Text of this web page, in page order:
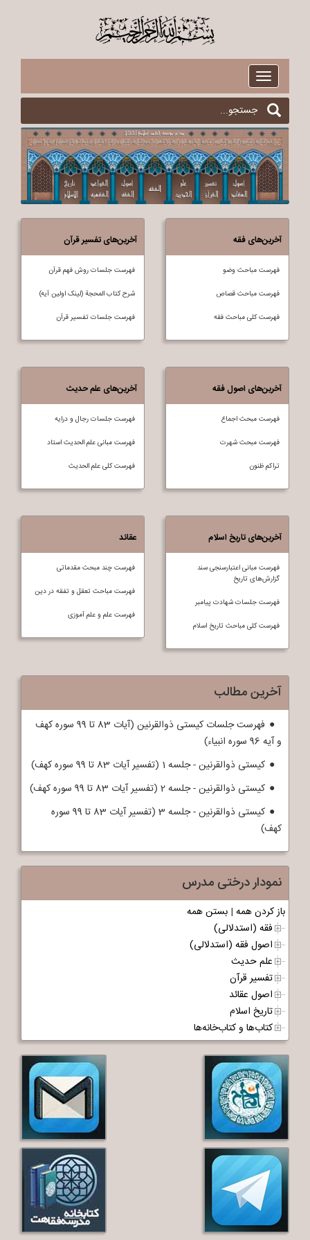
$
Toggle
navigation
آخرین‌های فقه
فهرست مباحث وضو
فهرست مباحث قصاص
فهرست کلی مباحث فقه
آخرین‌های اصول فقه
فهرست مبحث اجماع
فهرست مبحث شهرت
تراکم ظنون
آخرین‌های تاریخ اسلام
فهرست مبانی اعتبارسنجی سند
گزارش‌های تاریخ
فهرست جلسات شهادت پیامبر
فهرست کلی مباحث تاريخ اسلام
آخرین‌های تفسیر قرآن
فهرست جلسات روش فهم قرآن
شرح کتاب المحجة (لینک اولین آیه)
فهرست جلسات تفسير قرآن
آخرین‌های علم حدیث
فهرست جلسات رجال و درایه
فهرست مبانی علم الحدیث استاد
فهرست کلی علم الحديث
عقائد
فهرست چند مبحث مقدماتی
فهرست مباحث تعقل و تفقه در دين
فهرست علم و علم آموزی
آخرین مطالب
فهرست جلسات کیستی ذوالقرنین (آیات 83 تا 99 سوره کهف
و آیه 96 سوره انبیاء)
کیستی ذوالقرنین - جلسه 1 (تفسیر آیات 83 تا 99 سوره کهف)
کیستی ذوالقرنین - جلسه 2 (تفسیر آیات 83 تا 99 سوره کهف)
کیستی ذوالقرنین - جلسه 3 (تفسیر آیات 83 تا 99 سوره
کهف)
نمودار درختی مدرس
باز کردن همه | بستن همه
فقه (استدلالی)
اصول فقه (استدلالی)
علم حدیث
تفسیر قرآن
اصول عقائد
تاریخ اسلام
کتاب‌ها و کتاب‌خانه‌ها